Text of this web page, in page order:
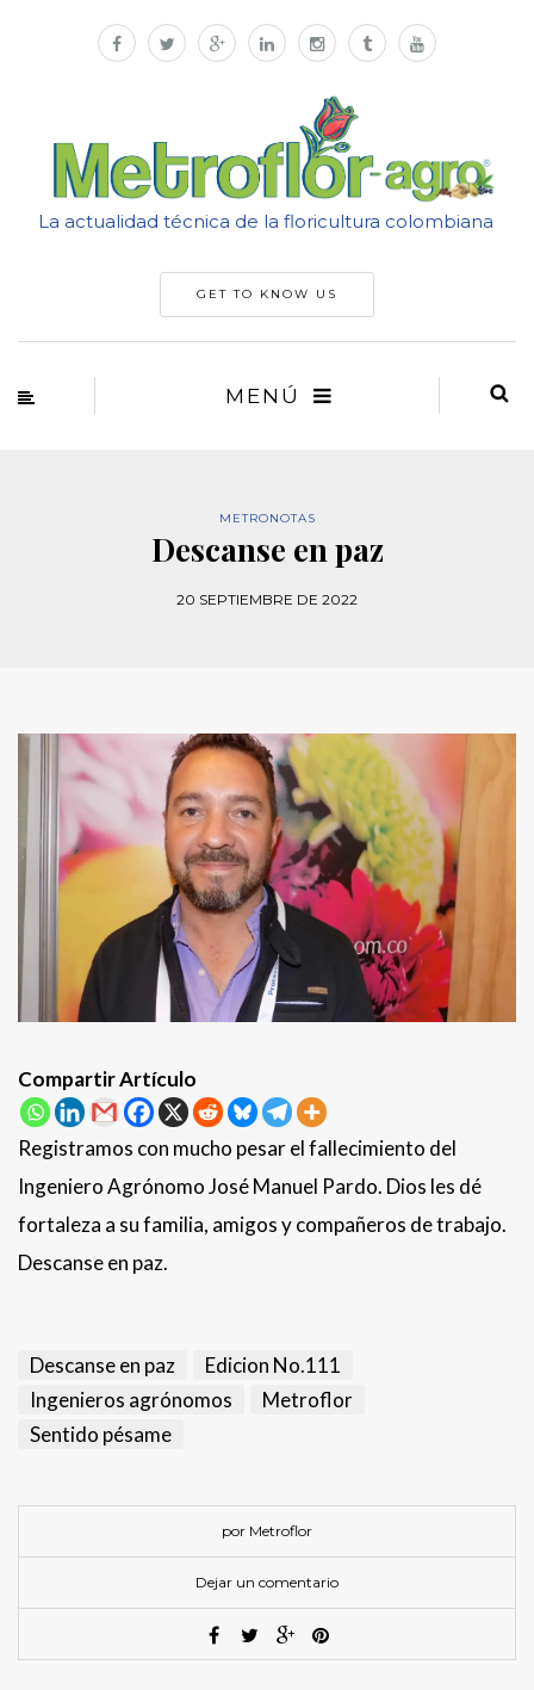
La actualidad técnica de la floricultura colombiana
GET TO KNOW US
MENÚ
METRONOTAS
Descanse en paz
20 SEPTIEMBRE DE 2022
Compartir Artículo
Registramos con mucho pesar el fallecimiento del
Ingeniero Agrónomo José Manuel Pardo. Dios les dé
fortaleza a su familia, amigos y compañeros de trabajo.
Descanse en paz.
Descanse en paz
Edicion No.111
Ingenieros agrónomos
Metroflor
Sentido pésame
por Metroflor
Dejar un comentario